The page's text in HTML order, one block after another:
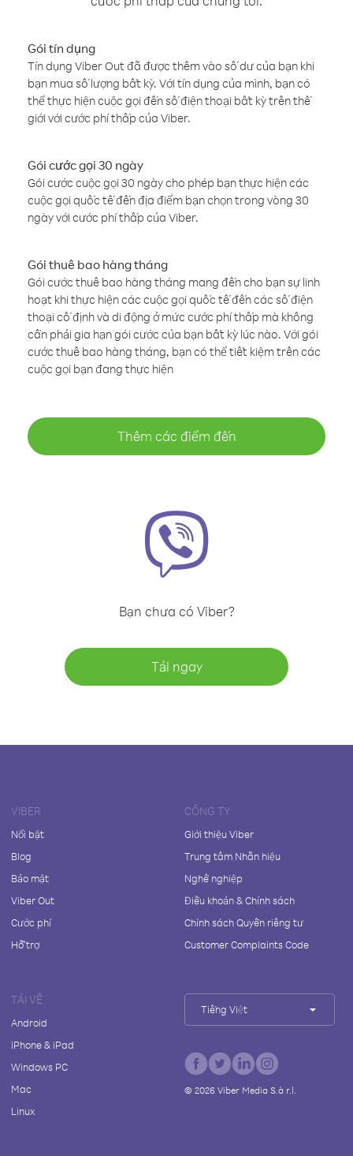
Gói tín dụng
Tín dụng Viber Out đã được thêm vào số dư của bạn khi
bạn mua số lượng bất kỳ. Với tín dụng của mình, bạn có
thể thực hiện cuộc gọi đến số điện thoại bất kỳ trên thế
giới với cước phí thấp của Viber.
Gói cước gọi 30 ngày
Gói cước cuộc gọi 30 ngày cho phép bạn thực hiện các
cuộc gọi quốc tế đến địa điểm bạn chọn trong vòng 30
ngày với cước phí thấp của Viber.
Gói thuê bao hàng tháng
Gói cước thuê bao hàng tháng mang đến cho bạn sự linh
hoạt khi thực hiện các cuộc gọi quốc tế đến các số điện
thoại cố định và di động ở mức cước phí thấp mà không
cần phải gia hạn gói cước của bạn bất kỳ lúc nào. Với gói
cước thuê bao hàng tháng, bạn có thể tiết kiệm trên các
cuộc gọi bạn đang thực hiện
Thêm các điểm đến
Bạn chưa có Viber?
Tải ngay
VIBER
Nổi bật
Blog
Bảo mật
Viber Out
Cước phí
Hỗ trợ
CÔNG TY
Giới thiệu Viber
Trung tâm Nhãn hiệu
Nghề nghiệp
Điều khoản & Chính sách
Chính sách Quyền riêng tư
Customer Complaints Code
TẢI VỀ
Android
iPhone & iPad
Windows PC
Mac
Linux
Tiếng Việt
© 2026Viber Media S.à r.l.